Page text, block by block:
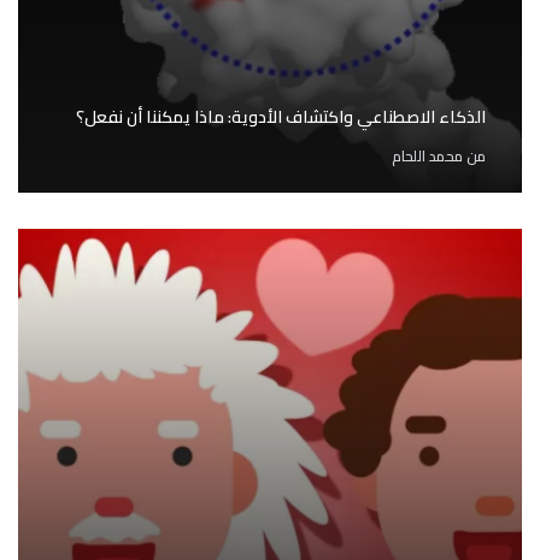
الذكاء الاصطناعي واكتشاف الأدوية: ماذا يمكننا أن نفعل؟
من محمد اللحام